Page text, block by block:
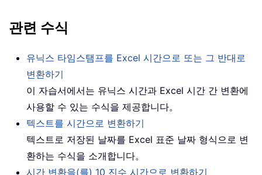
관련 수식
유닉스 타임스탬프를 Excel 시간으로 또는 그 반대로
변환하기
이 자습서에서는 유닉스 시간과 Excel 시간 간 변환에
사용할 수 있는 수식을 제공합니다。
텍스트를 시간으로 변환하기
텍스트로 저장된 날짜를 Excel 표준 날짜 형식으로 변
환하는 수식을 소개합니다。
시간 변환을(를) 10 진수 시간으로 변환하기